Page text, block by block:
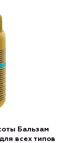
Бальзам
всех типов